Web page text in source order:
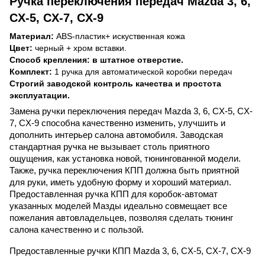
CX-5, CX-7, CX-9
Материал: ABS-пластик+ искуственная кожа
Цвет: черный + хром вставки.
Способ крепления: в штатное отверстие.
Комплект: 1 ручка для автоматической коробки передач
Строгий заводской контроль качества и простота
эксплуатации.
Замена ручки переключения передач Mazda 3, 6, CX-5, CX-
7, CX-9 способна качественно изменить, улучшить и
дополнить интерьер салона автомобиля. Заводская
стандартная ручка не вызывает столь приятного
ощущения, как установка новой, тюнингованной модели.
Также, ручка переключения КПП должна быть приятной
для руки, иметь удобную форму и хороший материал.
Предоставленная ручка КПП для коробок-автомат
указанных моделей Мазды идеально совмещает все
пожелания автовладельцев, позволяя сделать тюнинг
салона качественно и с пользой.
Предоставленные ручки КПП Mazda 3, 6, CX-5, CX-7, CX-9